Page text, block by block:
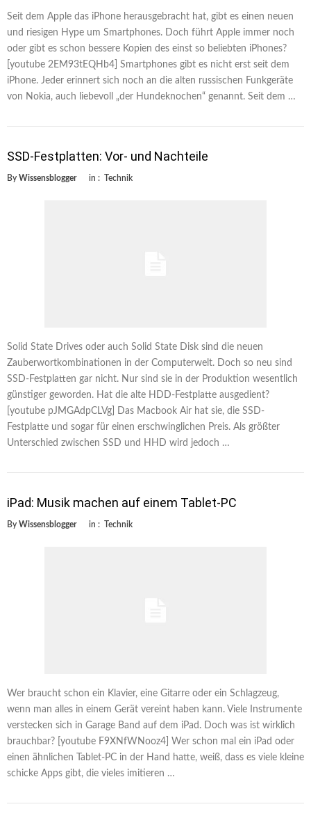
Seit dem Apple das iPhone herausgebracht hat, gibt es einen neuen
und riesigen Hype um Smartphones. Doch führt Apple immer noch
oder gibt es schon bessere Kopien des einst so beliebten iPhones?
[youtube 2EM93tEQHb4] Smartphones gibt es nicht erst seit dem
iPhone. Jeder erinnert sich noch an die alten russischen Funkgeräte
von Nokia, auch liebevoll „der Hundeknochen“ genannt. Seit dem …
SSD-Festplatten: Vor- und Nachteile
By Wissensblogger in : Technik
Solid State Drives oder auch Solid State Disk sind die neuen
Zauberwortkombinationen in der Computerwelt. Doch so neu sind
SSD-Festplatten gar nicht. Nur sind sie in der Produktion wesentlich
günstiger geworden. Hat die alte HDD-Festplatte ausgedient?
[youtube pJMGAdpCLVg] Das Macbook Air hat sie, die SSD-
Festplatte und sogar für einen erschwinglichen Preis. Als größter
Unterschied zwischen SSD und HHD wird jedoch …
iPad: Musik machen auf einem Tablet-PC
By Wissensblogger in : Technik
Wer braucht schon ein Klavier, eine Gitarre oder ein Schlagzeug,
wenn man alles in einem Gerät vereint haben kann. Viele Instrumente
verstecken sich in Garage Band auf dem iPad. Doch was ist wirklich
brauchbar? [youtube F9XNfWNooz4] Wer schon mal ein iPad oder
einen ähnlichen Tablet-PC in der Hand hatte, weiß, dass es viele kleine
schicke Apps gibt, die vieles imitieren …